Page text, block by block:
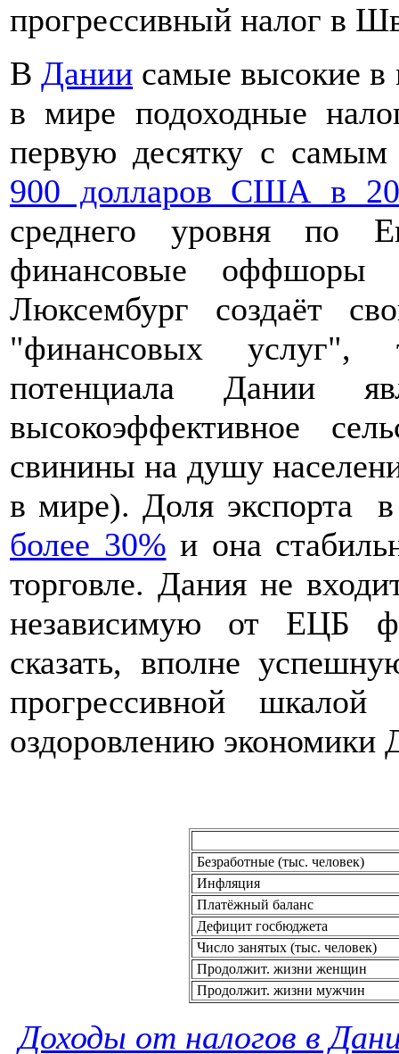
прогрессивный налог в
ВДании самые высокие в
в мире подоходные
первую десятку с
900 долларов США в
среднего уровня по
финансовые
Люксембург создаёт
"финансовых услуг",
потенциала Дании
высокоэффективное
свинины на душу
в мире). Доля экспорта
более 30% и она
торговле. Дания не
независимую от ЕЦБ
сказать, вполне
прогрессивной
оздоровлению экономики
Безработные (тыс. человек)
Инфляция
Платёжный баланс
Дефицит госбюджета
Число занятых (тыс. человек)
Продолжит. жизни женщин
Продолжит. жизни мужчин
Доходы от налогов в